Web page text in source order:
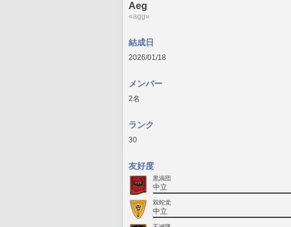
Aeg
«agg»
結成日
2026/01/18
メンバー
2名
ランク
30
友好度
黒渦団
中立
双蛇党
中立